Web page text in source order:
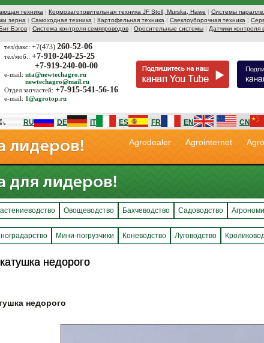
техника | Кормозаготовительная техника JF Stoll, Murska, Hawe | Системы
зерна | Самоходная техника | Картофельная техника | Свеклоуборочная техника |
Бэгов | Система контроля семяпроводов | Оросительные системы | Датчики контроля
тел/факс: +7(473) 260-52-06
тел/моб.: +7-910-240-25-25
+7-919-240-00-00
e-mail: nta@newtechagro.ru
newtechagro@mail.ru
Отдел запчастей: +7-915-541-56-16
e-mail: 1@agrotop.ru
RU DE IT ES FR EN CN
Agrodealer Agrointernet
Овощеводство Бахчеводство Садоводство
Мини-погрузчики Коневодство Луговодство
недорого
недорого
недорого